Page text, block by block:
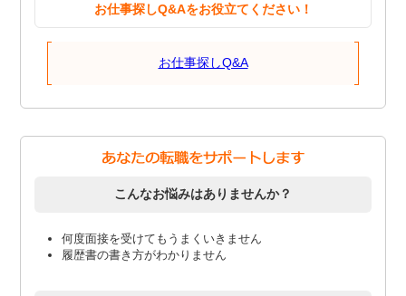
お仕事探しQ&Aをお役立てください！
お仕事探しQ&A
こんなお悩みはありませんか？
何度面接を受けてもうまくいきません
履歴書の書き方がわかりません